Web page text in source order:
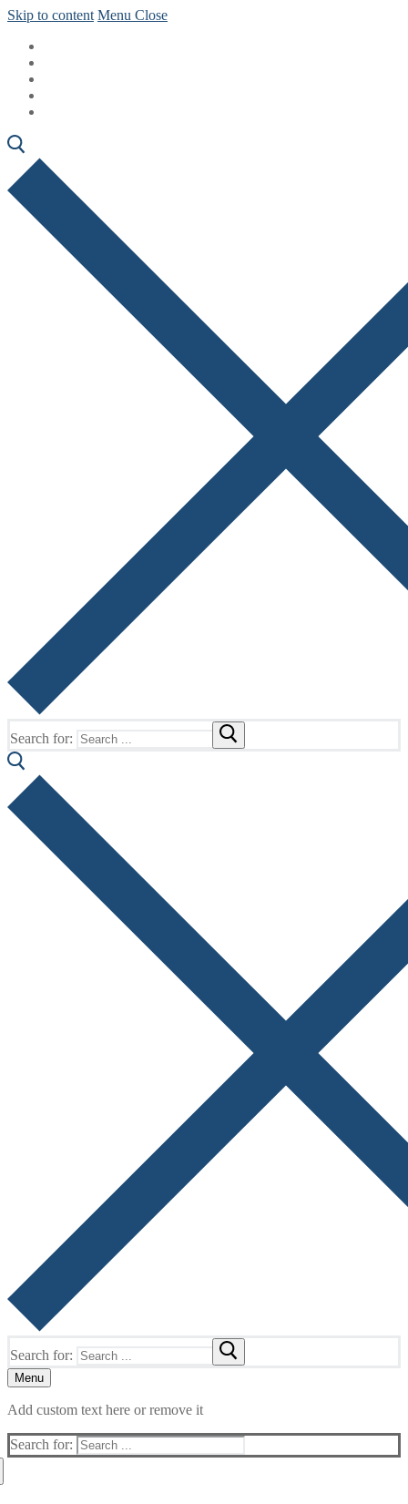
Skip to content Menu Close
Search for:
Search for:
Menu
Add custom text here or remove it
Search for: